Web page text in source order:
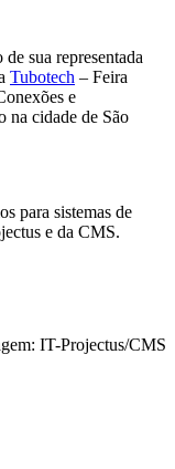
sua representada
Tubotech – Feira
e
na cidade de São
para sistemas de
e da CMS.
IT-Projectus/CMS